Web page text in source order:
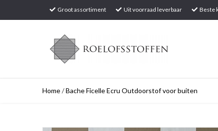
Groot assortiment Uit voorraad leverbaar Beste
Home/Bache Ficelle Ecru Outdoorstof voor buiten